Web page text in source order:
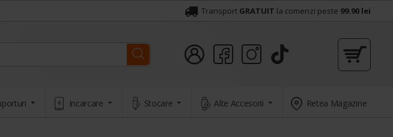
Transport GRATUIT la comenzi peste 99.90 lei
Incarcare Stocare Alte Accesorii Retea Magazine